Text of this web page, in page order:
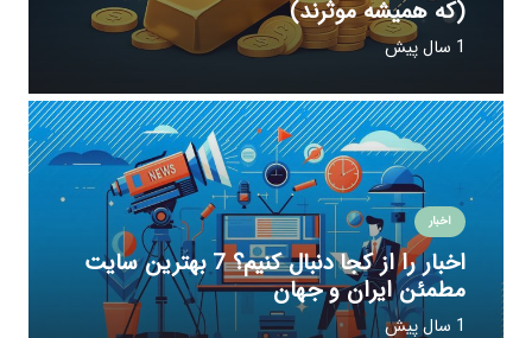
(که همیشه موثرند)
1 سال پیش
اخبار
اخبار را از کجا دنبال کنیم؟ 7 بهترین سایت
مطمئن ایران و جهان
1 سال پیش